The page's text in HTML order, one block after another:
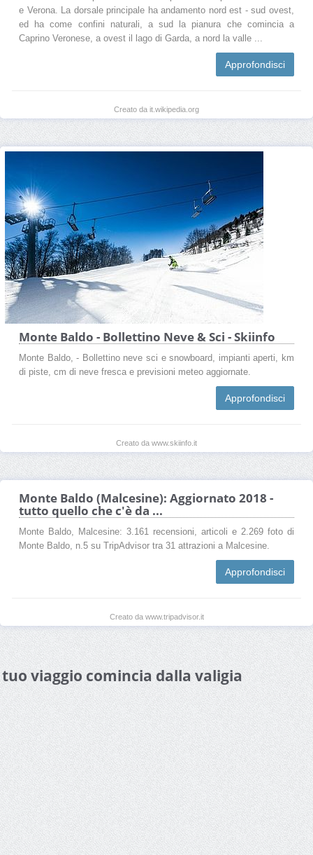
e Verona. La dorsale principale ha andamento nord est - sud ovest,
ed ha come confini naturali, a sud la pianura che comincia a
Caprino Veronese, a ovest il lago di Garda, a nord la valle ...
Approfondisci
Creato da it.wikipedia.org
Monte Baldo - Bollettino Neve & Sci - Skiinfo
Monte Baldo, - Bollettino neve sci e snowboard, impianti aperti, km
di piste, cm di neve fresca e previsioni meteo aggiornate.
Approfondisci
Creato da www.skiinfo.it
Monte Baldo (Malcesine): Aggiornato 2018 -
tutto quello che c'è da ...
Monte Baldo, Malcesine: 3.161 recensioni, articoli e 2.269 foto di
Monte Baldo, n.5 su TripAdvisor tra 31 attrazioni a Malcesine.
Approfondisci
Creato da www.tripadvisor.it
viaggio comincia dalla valigia